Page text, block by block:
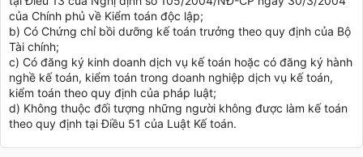
của Chính phủ về Kiểm toán độc lập;
b) Có Chứng chỉ bồi dưỡng kế toán trưởng theo quy định của Bộ
Tài chính;
c) Có đăng ký kinh doanh dịch vụ kế toán hoặc có đăng ký hành
nghề kế toán, kiểm toán trong doanh nghiệp dịch vụ kế toán,
kiểm toán theo quy định của pháp luật;
d) Không thuộc đối tượng những người không được làm kế toán
theo quy định tại Điều 51 của Luật Kế toán.